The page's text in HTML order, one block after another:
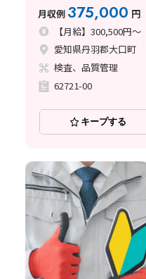
月収例 375,000 円
【月給】300,500円～
愛知県丹羽郡大口町
検査、品質管理
62721-00
キープする